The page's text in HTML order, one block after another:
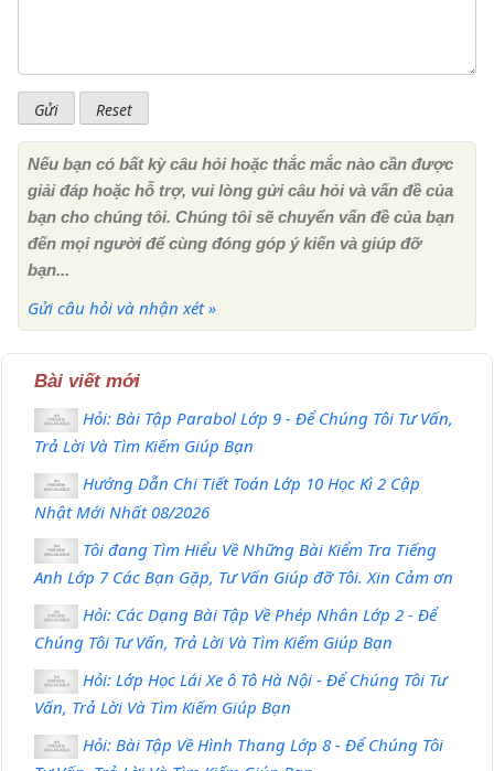
Nếu bạn có bất kỳ câu hỏi hoặc thắc mắc nào cần được
giải đáp hoặc hỗ trợ, vui lòng gửi câu hỏi và vấn đề của
bạn cho chúng tôi. Chúng tôi sẽ chuyển vấn đề của bạn
đến mọi người để cùng đóng góp ý kiến ​​và giúp đỡ
bạn...
Gửi câu hỏi và nhận xét »
Bài viết mới
Hỏi: Bài Tập Parabol Lớp 9 - Để Chúng Tôi Tư Vấn,
Trả Lời Và Tìm Kiếm Giúp Bạn
Hướng Dẫn Chi Tiết Toán Lớp 10 Học Kì 2 Cập
Nhật Mới Nhất 08/2026
Tôi đang Tìm Hiểu Về Những Bài Kiểm Tra Tiếng
Anh Lớp 7 Các Bạn Gặp, Tư Vấn Giúp đỡ Tôi. Xin Cảm ơn
Hỏi: Các Dạng Bài Tập Về Phép Nhân Lớp 2 - Để
Chúng Tôi Tư Vấn, Trả Lời Và Tìm Kiếm Giúp Bạn
Hỏi: Lớp Học Lái Xe ô Tô Hà Nội - Để Chúng Tôi Tư
Vấn, Trả Lời Và Tìm Kiếm Giúp Bạn
Hỏi: Bài Tập Về Hình Thang Lớp 8 - Để Chúng Tôi